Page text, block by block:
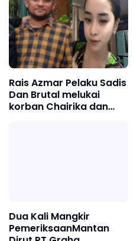
Rais Azmar Pelaku Sadis
Dan Brutal melukai
korban Chairika dan
Dua Kali Mangkir
PemeriksaanMantan